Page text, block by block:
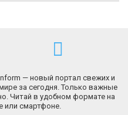
— новый портал свежих и
за сегодня. Только важные
Читай в удобном формате на
или смартфоне.